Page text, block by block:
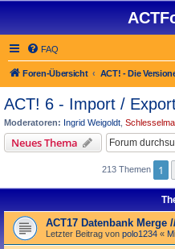
FAQ
Foren-Übersicht
ACT! 6 - Import /
Moderatoren: Ingrid Weigoldt
Neues Thema
213 Themen 1
ACT17 Datenbank
Letzter Beitrag von polo1234 «